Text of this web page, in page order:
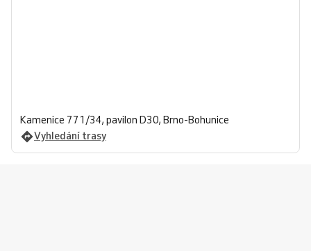
Kamenice 771/34, pavilon D30, Brno-Bohunice
Vyhledání trasy